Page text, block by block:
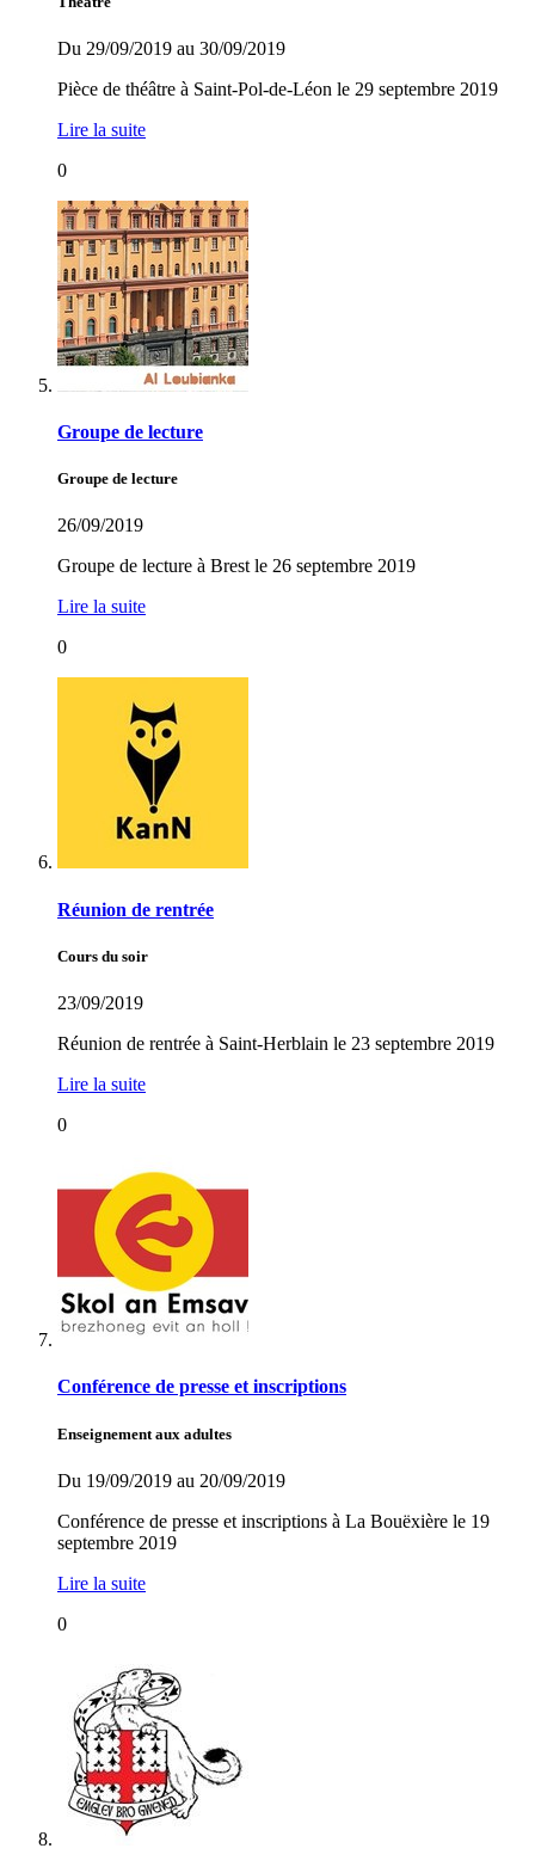
Du 29/09/2019 au 30/09/2019
Pièce de théâtre à Saint-Pol-de-Léon le 29 septembre 2019
Lire la suite
0
Groupe de lecture
Groupe de lecture
26/09/2019
Groupe de lecture à Brest le 26 septembre 2019
Lire la suite
0
Réunion de rentrée
Cours du soir
23/09/2019
Réunion de rentrée à Saint-Herblain le 23 septembre 2019
Lire la suite
0
Conférence de presse et inscriptions
Enseignement aux adultes
Du 19/09/2019 au 20/09/2019
Conférence de presse et inscriptions à La Bouëxière le 19
septembre 2019
Lire la suite
0